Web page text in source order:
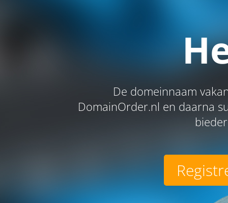
De domeinnaam
DomainOrder.nl en daarna